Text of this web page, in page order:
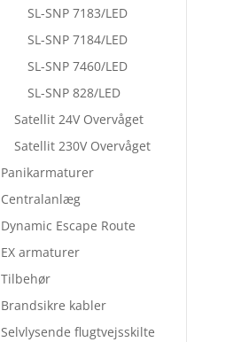
SL-SNP 7183/LED
SL-SNP 7184/LED
SL-SNP 7460/LED
SL-SNP 828/LED
Satellit 24V Overvåget
Satellit 230V Overvåget
Panikarmaturer
Centralanlæg
Dynamic Escape Route
EX armaturer
Tilbehør
Brandsikre kabler
Selvlysende flugtvejsskilte